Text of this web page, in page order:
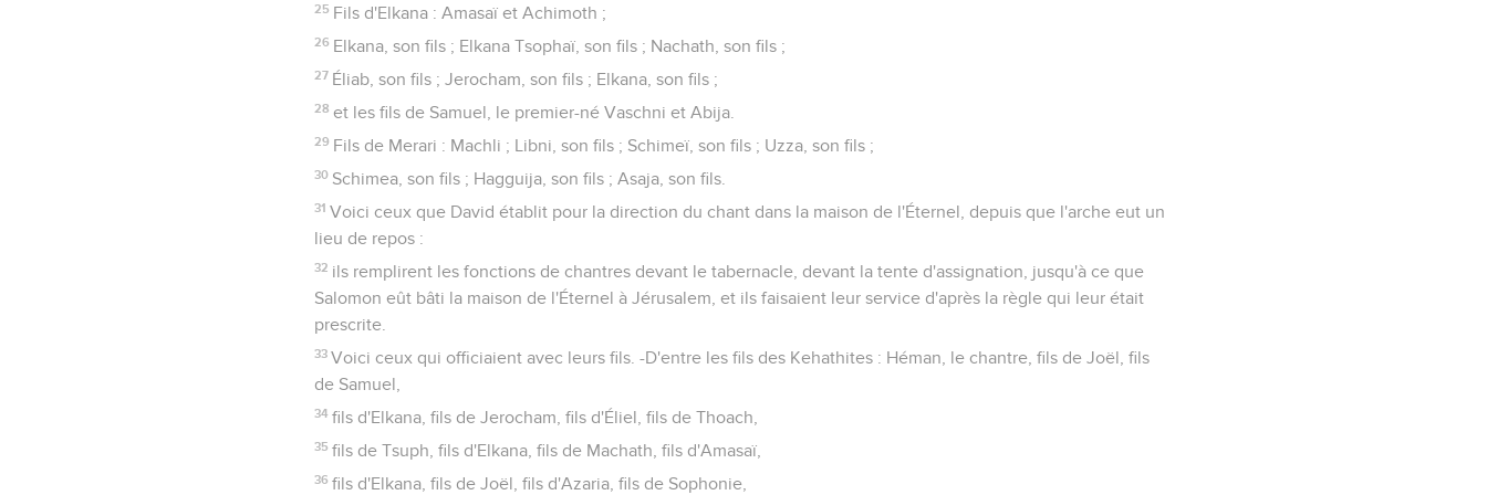
25 Fils d'Elkana : Amasaï et Achimoth ;
26 Elkana, son fils ; Elkana Tsophaï, son fils ; Nachath, son fils ;
27 Éliab, son fils ; Jerocham, son fils ; Elkana, son fils ;
28 et les fils de Samuel, le premier-né Vaschni et Abija.
29 Fils de Merari : Machli ; Libni, son fils ; Schimeï, son fils ; Uzza, son fils ;
30 Schimea, son fils ; Hagguija, son fils ; Asaja, son fils.
31 Voici ceux que David établit pour la direction du chant dans la maison de l'Éternel, depuis que l'arche eut un
lieu de repos :
32 ils remplirent les fonctions de chantres devant le tabernacle, devant la tente d'assignation, jusqu'à ce que
Salomon eût bâti la maison de l'Éternel à Jérusalem, et ils faisaient leur service d'après la règle qui leur était
prescrite.
33 Voici ceux qui officiaient avec leurs fils. -D'entre les fils des Kehathites : Héman, le chantre, fils de Joël, fils
de Samuel,
34 fils d'Elkana, fils de Jerocham, fils d'Éliel, fils de Thoach,
35 fils de Tsuph, fils d'Elkana, fils de Machath, fils d'Amasaï,
36 fils d'Elkana, fils de Joël, fils d'Azaria, fils de Sophonie,